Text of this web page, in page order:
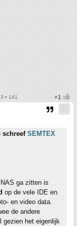
• 141
schreef SEMTEX
ga zitten is
op de vele IDE en
en video data.
de andere
gezien het eigenlijk